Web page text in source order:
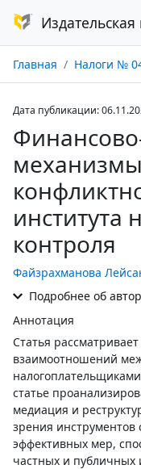
Главная Налоги № 04/
Дата публикации:
института
контроля
Файзрахманова
Подробнее об
Аннотация
Статья
взаимоотношений
статье
медиация и
зрения
эффективных мер,
частных и публичных